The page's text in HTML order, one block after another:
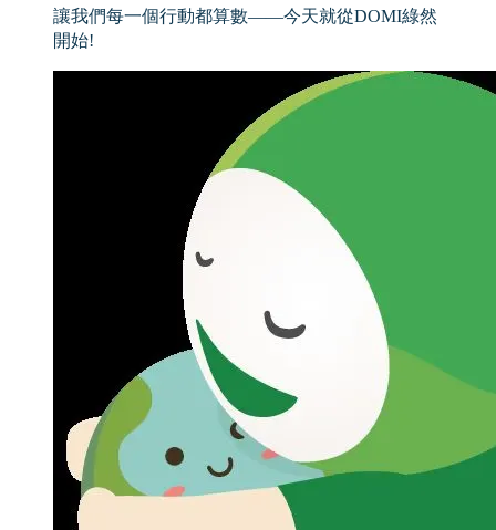
讓我們每一個行動都算數——今天就從DOMI綠然
開始!